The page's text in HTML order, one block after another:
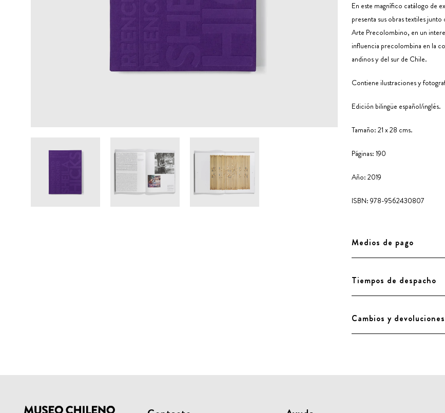
En este magnífico catálogo de
presenta sus obras textiles
Arte Precolombino, en un
influencia precolombina en la
andinos y del sur de Chile.
Contiene ilustraciones y
Edición bilingüe español/inglés.
Tamaño: 21 x 28 cms.
Páginas: 190
Año: 2019
ISBN: 978-9562430807
Medios de pago
Tiempos de despacho
Cambios y devoluciones